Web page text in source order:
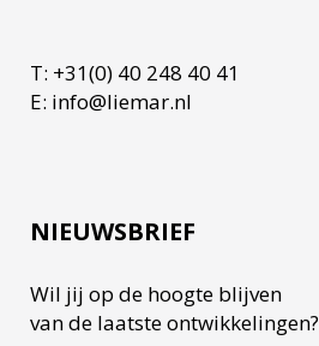
T: +31(0) 40 248 40 41
E: info@liemar.nl
NIEUWSBRIEF
Wil jij op de hoogte blijven
van de laatste ontwikkelingen?